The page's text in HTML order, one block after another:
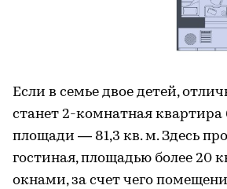
Если в семье двое детей,
станет 2-комнатная квартира
площади — 81,3 кв. м. Здесь
гостиная, площадью более 20
окнами, за счет чего